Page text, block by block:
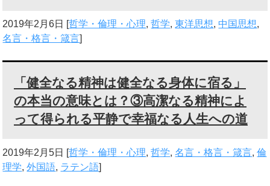
2019年2月6日 [哲学・倫理・心理,哲学,東洋思想, 中国思想,
名言・格言・箴言]
「健全なる精神は健全なる身体に宿る」
の本当の意味とは？③高潔なる精神によ
って得られる平静で幸福なる人生への道
2019年2月5日 [哲学・倫理・心理,哲学,名言・格言・箴言,倫
理学,外国語, ラテン語]